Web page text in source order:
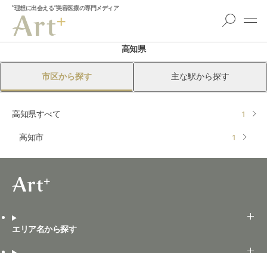
”理想に出会える”美容医療の専門メディア
高知県
市区から探す 主な駅から探す
高知県すべて 1
高知市 1
エリア名から探す